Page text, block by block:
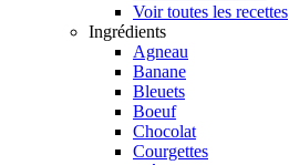
Voir toutes les recettes
Ingrédients
Agneau
Banane
Bleuets
Boeuf
Chocolat
Courgettes